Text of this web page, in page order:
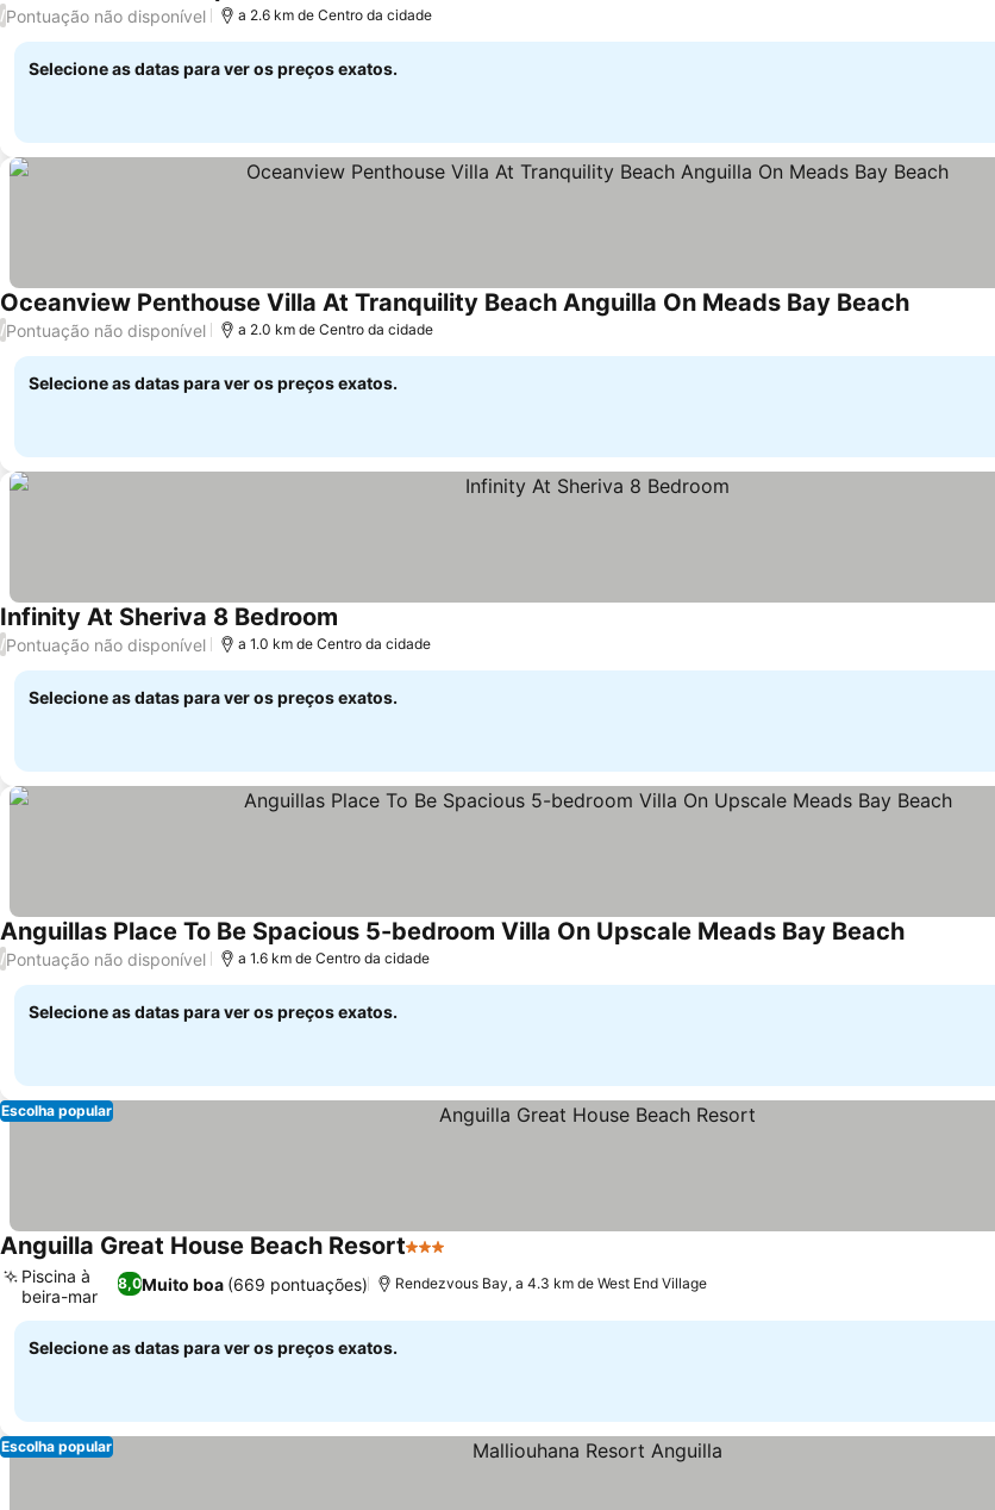
/Pontuação não disponível a 2.6 km de Centro da cidade
Selecione as datas para ver os preços exatos.
Oceanview Penthouse Villa At Tranquility Beach Anguilla On Meads Bay BeachVer preços
/Pontuação não disponível a 2.0 km de Centro da cidade
Selecione as datas para ver os preços exatos.
Infinity At Sheriva 8 Bedroom
/Pontuação não disponível a 1.0 km de Centro da cidade
Selecione as datas para ver os preços exatos.
Anguillas Place To Be Spacious 5-bedroom Villa On Upscale Meads Bay BeachVer preços
/Pontuação não disponível a 1.6 km de Centro da cidade
Selecione as datas para ver os preços exatos.
Escolha popular
Anguilla Great House Beach Resort3 Estrelas
8,0Muito boa (669 pontuações)
Piscina à
beira-mar
Rendezvous Bay, a 4.3 km de West End Village
Selecione as datas para ver os preços exatos.
Escolha popular